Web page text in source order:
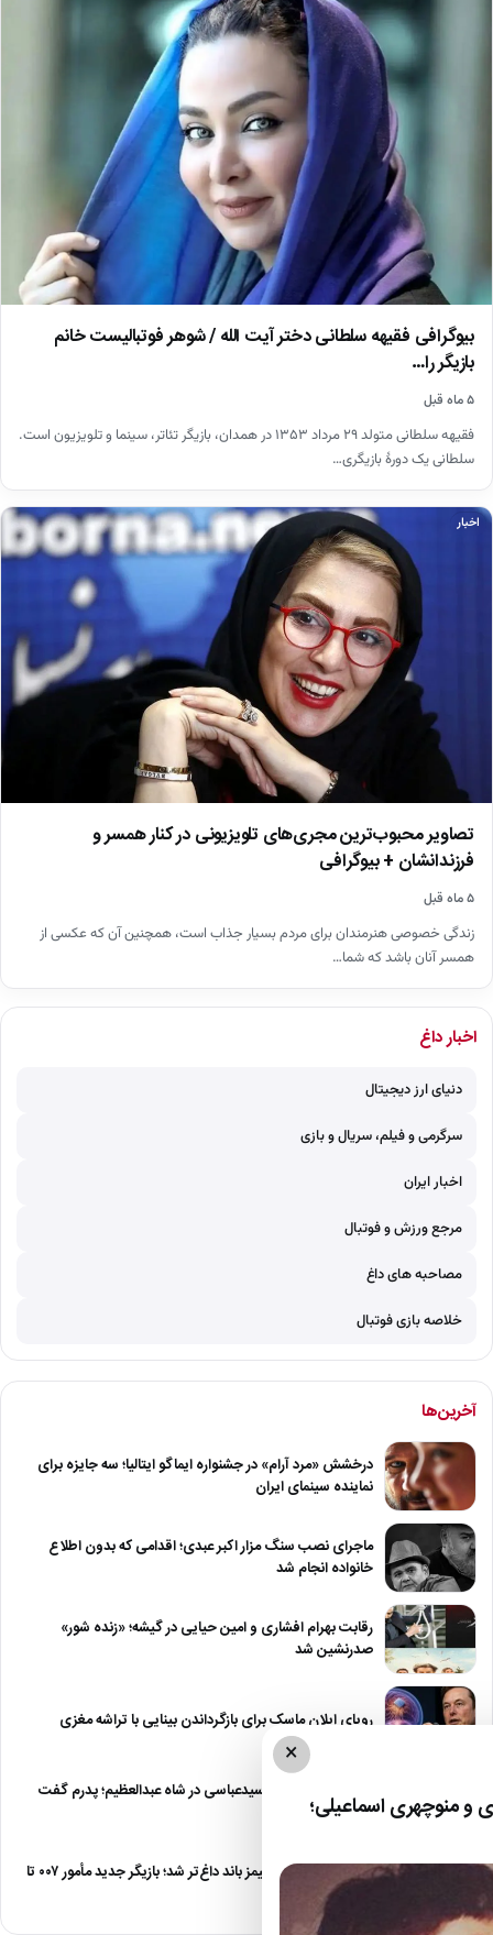
بیوگرافی فقیهه سلطانی دختر آیت الله / شوهر فوتبالیست خانم
بازیگر را…
۵ ماه قبل
فقیهه سلطانی متولد ۲۹ مرداد ۱۳۵۳ در همدان، بازیگر تئاتر، سینما و تلویزیون است.
سلطانی یک دورهٔ بازیگری…
اخبار
تصاویر محبوب‌ترین مجری‌های تلویزیونی در کنار همسر و
فرزندانشان + بیوگرافی
۵ ماه قبل
زندگی خصوصی هنرمندان برای مردم بسیار جذاب است، همچنین آن که عکسی از
همسر آنان باشد که شما…
اخبار داغ
دنیای ارز دیجیتال
سرگرمی و فیلم، سریال و بازی
اخبار ایران
مرجع ورزش و فوتبال
مصاحبه های داغ
خلاصه بازی فوتبال
آخرین‌ها
درخشش «مرد آرام» در جشنواره ایماگو ایتالیا؛ سه جایزه برای
نماینده سینمای ایران
ماجرای نصب سنگ مزار اکبر عبدی؛ اقدامی که بدون اطلاع
خانواده انجام شد
رقابت بهرام افشاری و امین حیایی در گیشه؛ «زنده شور»
صدرنشین شد
رویای ایلان ماسک برای بازگرداندن بینایی با تراشه مغزی
درگیری شدید داود سیدعباسی در شاه عبدالعظیم؛ پدرم گفت
طرف مُرد!
رقابت برای نقش جیمز باند داغ‌تر شد؛ بازیگر جدید مأمور ۰۰۷ تا
پایان…
×
منوچهری اسماعیلی؛